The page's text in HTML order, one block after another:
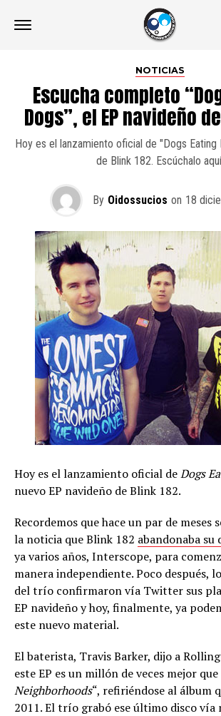
NOTICIAS
Escucha completo
Dogs”, el EP navideño
Hoy es el lanzamiento oficial de "Dogs Eating
de Blink 182. Escúchalo
By Oidossucios on 18
Hoy es el lanzamiento oficial deDogs
nuevo EP navideño de Blink 182.
Recordemos que hace un par de meses
la noticia que Blink 182 abandonaba su
ya varios años, Interscope, para
manera independiente. Poco después,
del trío confirmaron vía Twitter sus
EP navideño y hoy, finalmente, ya
este nuevo material.
El baterista, Travis Barker, dijo a
este EP es un millón de veces mejor que
Neighborhoods“, refiriéndose al álbum
2011. El trío grabó ese último disco vía